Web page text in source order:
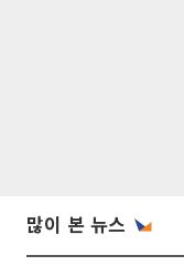
많이 본 뉴스